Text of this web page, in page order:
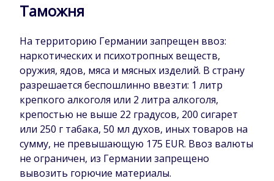
Таможня
На территорию Германии запрещен ввоз:
наркотических и психотропных веществ,
оружия, ядов, мяса и мясных изделий. В страну
разрешается беспошлинно ввезти: 1 литр
крепкого алкоголя или 2 литра алкоголя,
крепостью не выше 22 градусов, 200 сигарет
или 250 г табака, 50 мл духов, иных товаров на
сумму, не превышающую 175 EUR. Ввоз валюты
не ограничен, из Германии запрещено
вывозить горючие материалы.